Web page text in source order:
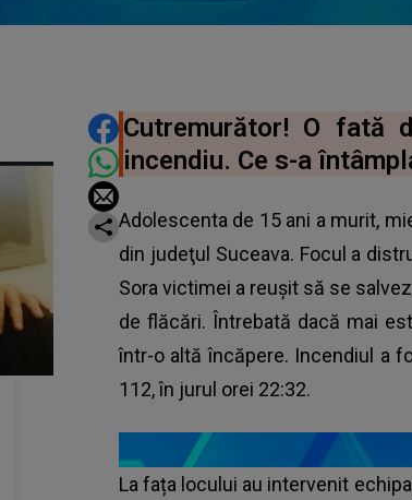
DISTRIBUIE ARTICOLUL
Cutremurător! O
incendiu. Ce s-a
Adolescenta de 15 ani a murit,
din judeţul Suceava. Focul a
Sora victimei a reușit să se
de flăcări. Întrebată dacă mai
într-o altă încăpere. Incendiul a
112, în jurul orei 22:32.
La fața locului au intervenit